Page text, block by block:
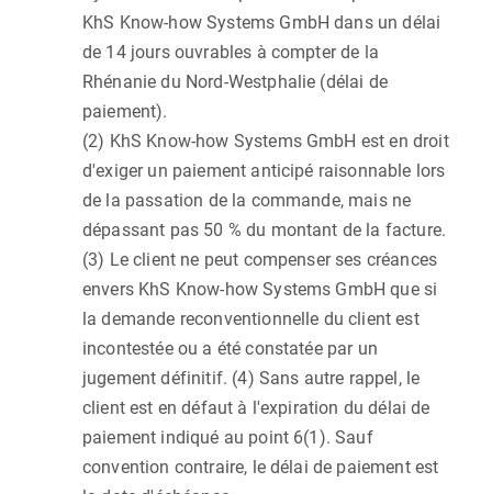
KhS Know-how Systems GmbH dans un délai
de 14 jours ouvrables à compter de la
Rhénanie du Nord-Westphalie (délai de
paiement).
(2) KhS Know-how Systems GmbH est en droit
d'exiger un paiement anticipé raisonnable lors
de la passation de la commande, mais ne
dépassant pas 50 % du montant de la facture.
(3) Le client ne peut compenser ses créances
envers KhS Know-how Systems GmbH que si
la demande reconventionnelle du client est
incontestée ou a été constatée par un
jugement définitif. (4) Sans autre rappel, le
client est en défaut à l'expiration du délai de
paiement indiqué au point 6(1). Sauf
convention contraire, le délai de paiement est